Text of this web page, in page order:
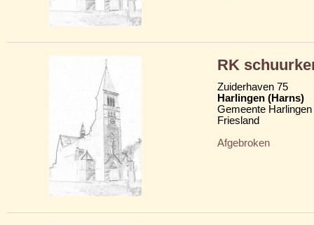
RK
Zuiderhaven 75
Harlingen (Harns)
Gemeente Harlingen
Friesland
Afgebroken